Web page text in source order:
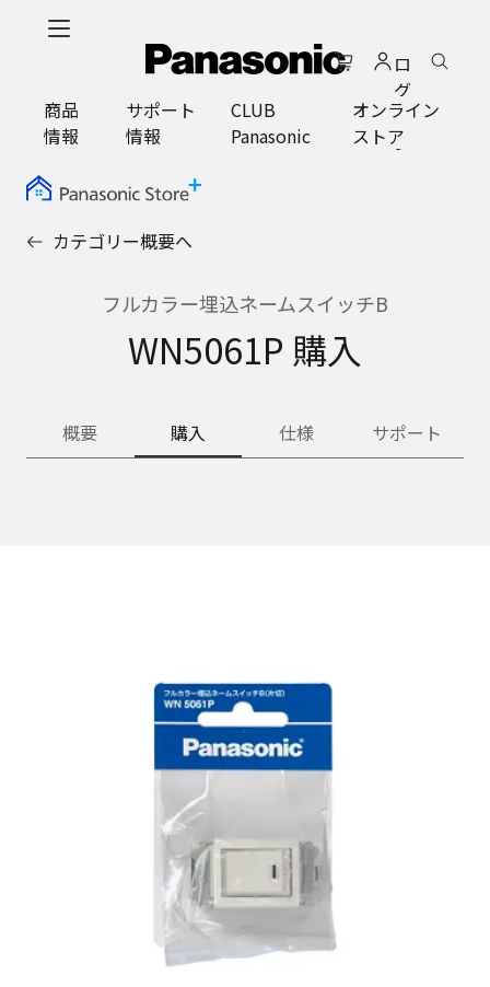
ロ
グ
イ
ン
商品
情報
サポート
情報
CLUB
Panasonic
オンライン
ストア
カテゴリー概要へ
フルカラー埋込ネームスイッチB
WN5061P 購入
概要 購入 仕様 サポート